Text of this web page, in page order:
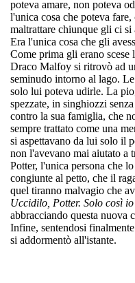
poteva amare, non poteva
l'unica cosa che poteva fare,
maltrattare chiunque gli ci si
Era l'unica cosa che gli
Come prima gli erano scese
Draco Malfoy si ritrovò ad
seminudo intorno al lago.
solo lui poteva udirle. La
spezzate, in singhiozzi
contro la sua famiglia, che
sempre trattato come una
si aspettavano da lui solo il
non l'avevano mai aiutato a
Potter, l'unica persona che
congiunte al petto, che il
quel tiranno malvagio che
Uccidilo, Potter. Solo così
abbracciando questa nuova
Infine, sentendosi
si addormentò all'istante.